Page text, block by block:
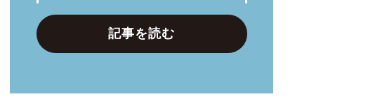
記事を読む